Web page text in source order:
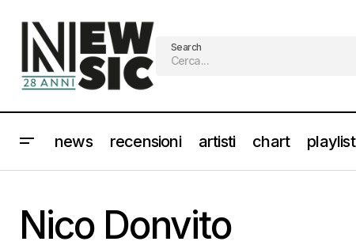
Search
news recensioni artisti chart playlist
Nico Donvito